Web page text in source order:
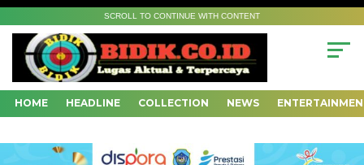
SCROLL TO CONTINUE WITH CONTENT
HOME HEADLINE COLLECTION NEWS